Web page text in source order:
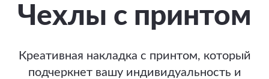
Чехлы с принтом
Креативная накладка с принтом, который
подчеркнет вашу индивидуальность и